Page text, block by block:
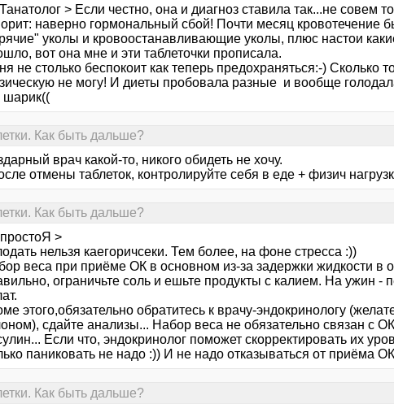
> Если честно, она и диагноз ставила так...не совем
наверно гормональный сбой! Почти месяц кровотечение
уколы и кровоостанавливающие уколы, плюс настои
вот она мне и эти таблеточки прописала.
не столько беспокоит как теперь предохраняться:-)
не могу! И диеты пробовала разные и вообще
шарик((
Как быть дальше?
врач какой-то, никого обидеть не хочу.
отмены таблеток, контролируйте себя в еде + физич
Как быть дальше?
>
нельзя каегоричсеки. Тем более, на фоне стресса :))
веса при приёме ОК в основном из-за задержки жидкости в
ограничьте соль и ешьте продукты с калием. На ужин -
этого,обязательно обратитесь к врачу-эндокринологу
сдайте анализы... Набор веса не обязательно связан с
Если что, эндокринолог поможет скорректировать их
паниковать не надо :)) И не надо отказываться от приёма
Как быть дальше?